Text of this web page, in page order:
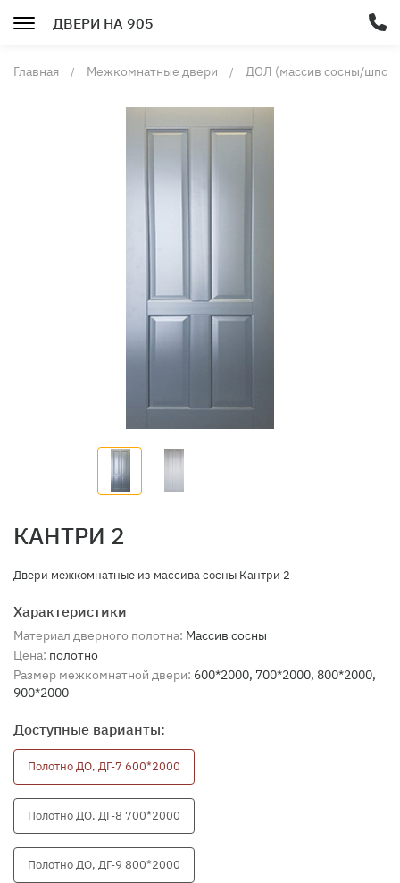
ДВЕРИ НА 905
Главная Межкомнатные двери ДОЛ (массив сосны/шпон
КАНТРИ 2
​Двери межкомнатные из массива сосны Кантри 2
Характеристики
Материал дверного полотна: Массив сосны
Цена: полотно
Размер межкомнатной двери: 600*2000, 700*2000, 800*2000,
900*2000
Доступные варианты:
Полотно ДО, ДГ-7 600*2000
Полотно ДО, ДГ-8 700*2000
Полотно ДО, ДГ-9 800*2000